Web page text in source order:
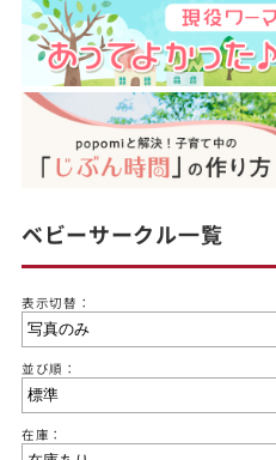
ベビーサークル一覧
表示切替：
並び順：
在庫：